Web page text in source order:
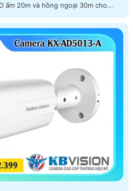
ấm 20m và hồng ngoại 30m cho...